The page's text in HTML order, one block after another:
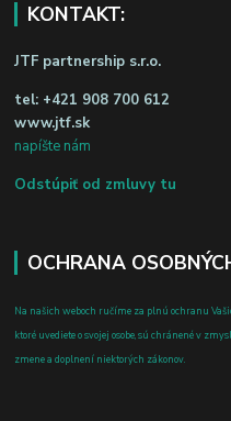
KONTAKT:
JTF partnership s.r.o.
tel: +421 908 700 612
www.jtf.sk
napíšte nám
Odstúpiť od zmluvy tu
OCHRANA
Na našich weboch ručíme za plnú ochranu
ktoré uvediete o svojej osobe, sú chránené v
zmene a doplnení niektorých zákonov.